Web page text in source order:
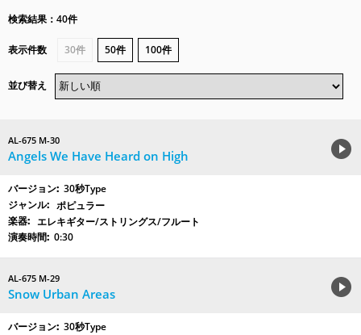
検索結果：40件
表示件数 30件 50件 100件
並び替え
AL-675 M-30
Angels We Have Heard on High
30秒Type
ポピュラー
エレキギター/ストリングス/フルート
0:30
AL-675 M-29
Snow Urban Areas
30秒Type